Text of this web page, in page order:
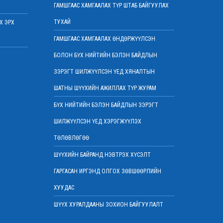
уралдаан зарлалаа
2022 оны 03 сарын 04
“Цэцэнсхолдинг” ХХК, “Цэцэнс майнинг энд
иудын нэхэмжлэлтэй хэргийг хянан
Дээд шүүхийн нийт шүүгчийн хуралдаан
боллоо
Дээд шүүхийн нийт шүүгчийн хуралдаан
болно
шинжилгээний өгүүлэл хүлээн авч байна
2022 оны 02 сарын 17
ЭРХ
ГАМШГААС ХАМГААЛАХ ТҮР ШТАБ БАЙГУУЛАХ
ТУХАЙ
ГАМШГААС ХАМГААЛАХ ӨНДӨРЖҮҮЛСЭН
БОЛОН БҮХ НИЙТИЙН БЭЛЭН БАЙДЛЫН
ЗЭРЭГТ ШИЛЖҮҮЛСЭН ҮЕД ХЯНАЛТЫН
ШАТНЫ ШҮҮХИЙН АЖИЛЛАХ ТҮР ЖУРАМ
БҮХ НИЙТИЙН БЭЛЭН БАЙДЛЫН ЗЭРЭГТ
ШИЛЖҮҮЛСЭН ҮЕД ХЭРЭГЖҮҮЛЭХ
ТӨЛӨВЛӨГӨӨ
ШҮҮХИЙН БАЙРАНД НЭВТРЭХ ХҮСЭЛТ
ГАРГАСАН ИРГЭНД ОЛГОХ ЗӨВШӨӨРЛИЙН
ХУУДАС
ШҮҮХ ХУРАЛДААНЫ ЗОХИОН БАЙГУУЛАЛТ